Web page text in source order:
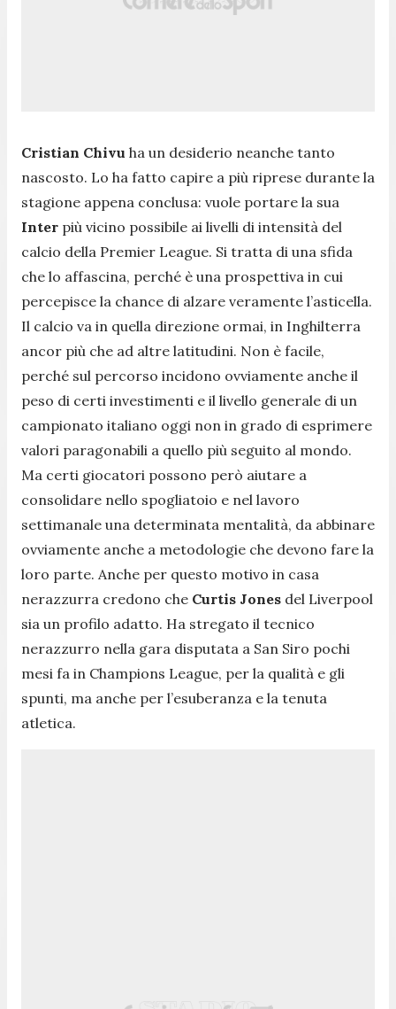
Cristian Chivu ha un desiderio neanche tanto
nascosto. Lo ha fatto capire a più riprese durante la
stagione appena conclusa: vuole portare la sua
Inter più vicino possibile ai livelli di intensità del
calcio della Premier League. Si tratta di una sfida
che lo affascina, perché è una prospettiva in cui
percepisce la chance di alzare veramente l’asticella.
Il calcio va in quella direzione ormai, in Inghilterra
ancor più che ad altre latitudini. Non è facile,
perché sul percorso incidono ovviamente anche il
peso di certi investimenti e il livello generale di un
campionato italiano oggi non in grado di esprimere
valori paragonabili a quello più seguito al mondo.
Ma certi giocatori possono però aiutare a
consolidare nello spogliatoio e nel lavoro
settimanale una determinata mentalità, da abbinare
ovviamente anche a metodologie che devono fare la
loro parte. Anche per questo motivo in casa
nerazzurra credono che Curtis Jones del Liverpool
sia un profilo adatto. Ha stregato il tecnico
nerazzurro nella gara disputata a San Siro pochi
mesi fa in Champions League, per la qualità e gli
spunti, ma anche per l’esuberanza e la tenuta
atletica.